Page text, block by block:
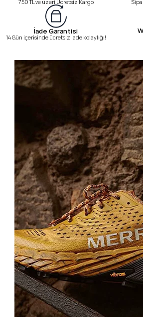
750 TL ve üzeri Ücretsiz Kargo
İade Garantisi
14 Gün içerisinde ücretsiz iade kolaylığı!